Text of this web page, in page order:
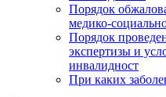
Порядок
медико-
Порядок
экспертизы и
инвалидност
При каких